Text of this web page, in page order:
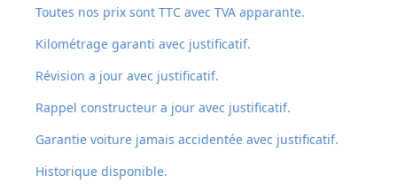
Toutes nos prix sont TTC avec TVA apparante.
Kilométrage garanti avec justificatif.
Révision a jour avec justificatif.
Rappel constructeur a jour avec justificatif.
Garantie voiture jamais accidentée avec justificatif.
Historique disponible.